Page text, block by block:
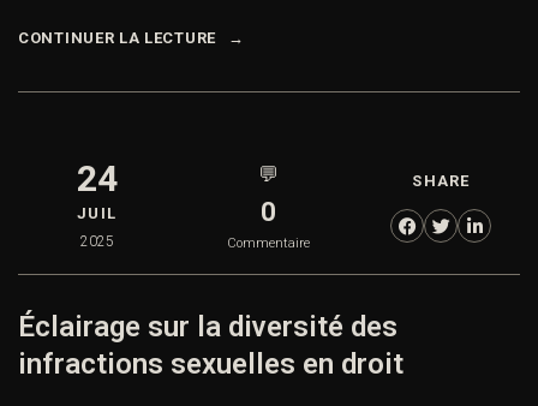
CONTINUER LA LECTURE
24
JUIL
2025
💬
0
Commentaire
SHARE
Éclairage sur la diversité des
infractions sexuelles en droit